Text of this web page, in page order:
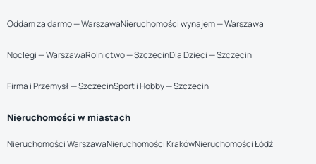
Oddam za darmo — WarszawaNieruchomości wynajem — Warszawa
Noclegi — WarszawaRolnictwo — SzczecinDla Dzieci — Szczecin
Firma i Przemysł — SzczecinSport i Hobby — Szczecin
Nieruchomości w miastach
Nieruchomości WarszawaNieruchomości KrakówNieruchomości Łódź